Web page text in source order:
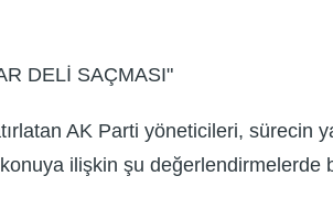
DELİ SAÇMASI"
AK Parti yöneticileri,
ilişkin şu değerlendirmelerde